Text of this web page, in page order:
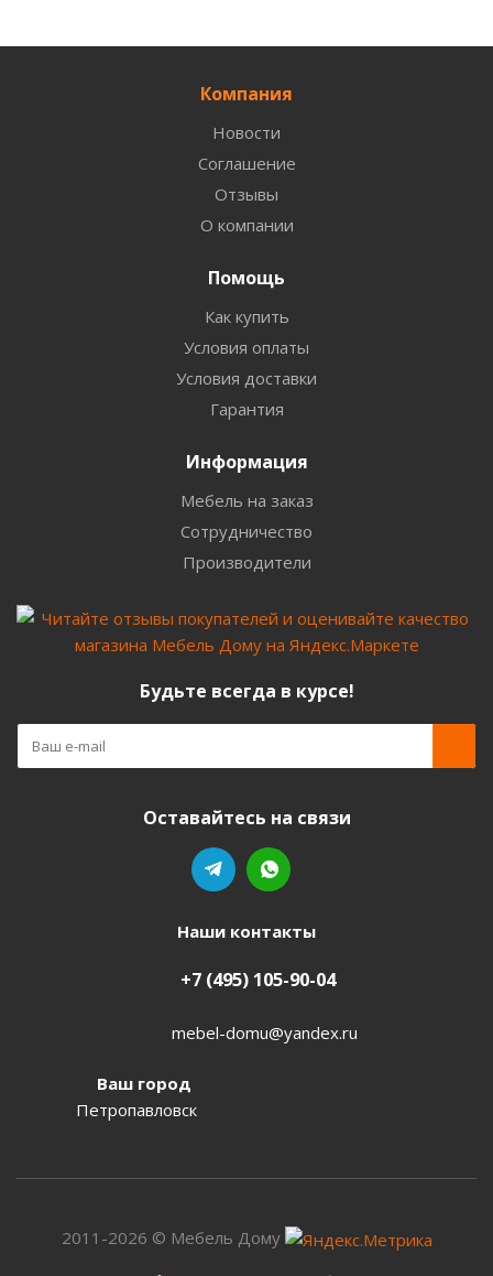
Компания
Новости
Соглашение
Отзывы
О компании
Помощь
Как купить
Условия оплаты
Условия доставки
Гарантия
Информация
Мебель на заказ
Сотрудничество
Производители
Будьте всегда в курсе!
Оставайтесь на связи
Наши контакты
+7 (495) 105-90-04
mebel-domu@yandex.ru
Ваш город
Петропавловск
2011-2026 © Мебель Дому